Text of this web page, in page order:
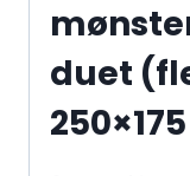
duet
250×175